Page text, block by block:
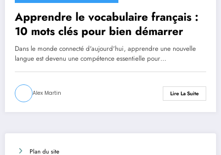
Apprendre le vocabulaire français :
10 mots clés pour bien démarrer
Dans le monde connecté d'aujourd'hui, apprendre une nouvelle
langue est devenu une compétence essentielle pour…
Alex Martin Lire La Suite
Plan du site